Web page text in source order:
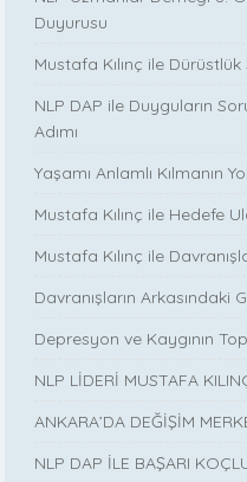
Duyurusu
Mustafa Kılınç ile
NLP DAP ile Duyguların
Adımı
Yaşamı Anlamlı Kılmanın
Mustafa Kılınç ile Hedefe
Mustafa Kılınç ile
Davranışların Arkasındaki
Depresyon ve Kaygının
NLP LİDERİ MUSTAFA
ANKARA’DA DEĞİŞİM
NLP DAP İLE BAŞARI